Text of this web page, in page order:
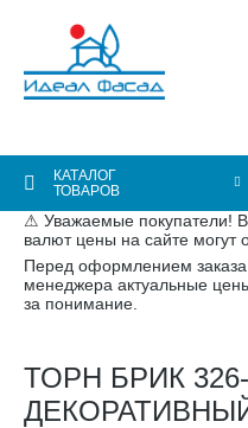
КАТАЛОГ
ТОВАРОВ
⚠ Уважаемые покупатели!
валют цены на сайте могут
Перед оформлением
менеджера актуальные
за понимание.
ТОРН БРИК 326-